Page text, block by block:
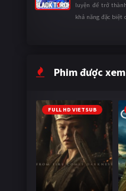
luyện để trở
khả năng đặc biệt
Phim được
FULL HD VIETSUB